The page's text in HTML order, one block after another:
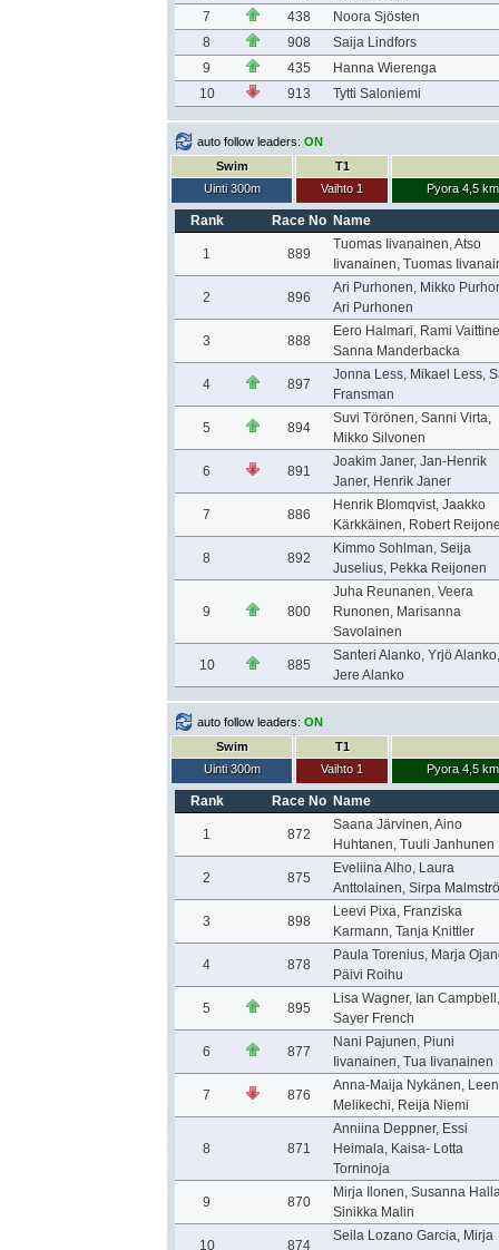
7
438
Noora Sjösten
8
908
Saija Lindfors
9
435
Hanna Wierenga
10
913 Tytti Saloniemi
auto follow leaders: ON
Swim
Uinti 300m
T1
Vaihto 1
Pyora 4,5 km
Rank Race No Name
1 889
Tuomas Iivanainen, Atso
Iivanainen, Tuomas
2 896
Ari Purhonen, Mikko
Ari Purhonen
3 888
Eero Halmari, Rami
Sanna Manderbacka
4 897
Jonna Less, Mikael Less,
Fransman
5 894
Suvi Törönen, Sanni Virta,
Mikko Silvonen
6 891
Joakim Janer, Jan-Henrik
Janer, Henrik Janer
7 886
Henrik Blomqvist, Jaakko
Kärkkäinen, Robert
8 892
Kimmo Sohlman, Seija
Juselius, Pekka Reijonen
9 800
Juha Reunanen, Veera
Runonen, Marisanna
Savolainen
10 885
Santeri Alanko, Yrjö Alanko,
Jere Alanko
auto follow leaders: ON
Swim
Uinti 300m
T1
Vaihto 1
Pyora 4,5 km
Rank Race No Name
1 872
Saana Järvinen, Aino
Huhtanen, Tuuli Janhunen
2 875
Eveliina Alho, Laura
Anttolainen, Sirpa
3 898
Leevi Pixa, Franziska
Karmann, Tanja Knittler
4 878
Paula Torenius, Marja
Päivi Roihu
5 895
Lisa Wagner, Ian Campbell,
Sayer French
6 877
Nani Pajunen, Piuni
Iivanainen, Tua Iivanainen
7 876
Anna-Maija Nykänen,
Melikechi, Reija Niemi
8 871
Anniina Deppner, Essi
Heimala, Kaisa- Lotta
Torninoja
9 870
Mirja Ilonen, Susanna
Sinikka Malin
10 874
Seila Lozano Garcia, Mirja